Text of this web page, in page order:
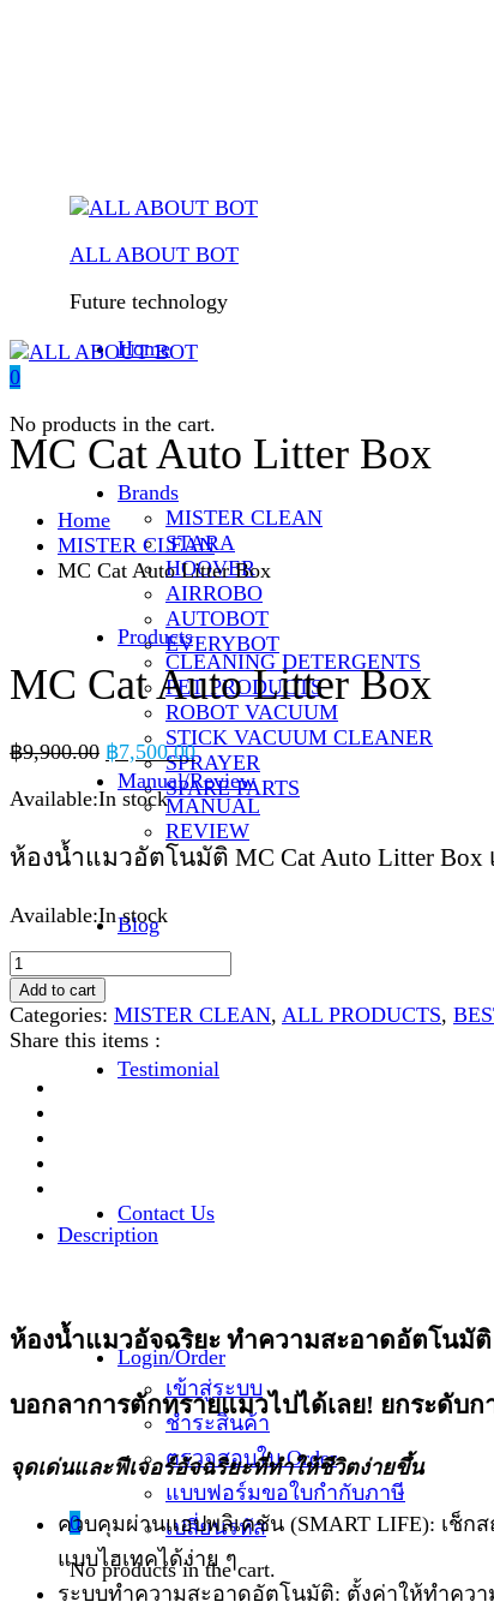
ALL ABOUT BOT
Future technology
Home
Brands
MISTER CLEAN
STARA
HOOVER
AIRROBO
AUTOBOT
EVERYBOT
Products
CLEANING DETERGENTS
PET PRODUCTS
ROBOT VACUUM
STICK VACUUM CLEANER
SPRAYER
SPARE PARTS
Manual/Review
MANUAL
REVIEW
Blog
Testimonial
Contact Us
Login/Order
เข้าสู่ระบบ
ชำระสินค้า
ตรวจสอบใบ Order
แบบฟอร์มขอใบกำกับภาษี
เปลี่ยนรหัส
0
No products in the cart.
0
No products in the cart.
MC Cat Auto Litter Box
Home
MISTER CLEAN
MC Cat Auto Litter Box
MC Cat Auto Litter Box
฿9,900.00 Original
price
was:
฿9,900.00.
฿7,500.00Current
price
is:
฿7,500.00.
Available:In stock
ห้องน้ำแมวอัตโนมัติ MC Cat Auto Litter
Available:In stock
Quantity
Add to cart
Categories: MISTER CLEAN, ALL PRODUCTS,
Share this items :
Description
ห้องน้ำแมวอัจฉริยะ ทำความสะอาดอัตโนมัติ
บอกลาการตักทรายแมวไปได้เลย! ยกระดับก
จุดเด่นและฟีเจอร์อัจฉริยะที่ทำให้ชีวิตง่ายขึ้น
ควบคุมผ่านแอปพลิเคชัน (SMART LIFE): เช็ก
แบบไฮเทคได้ง่าย ๆ
ระบบทำความสะอาดอัตโนมัติ: ตั้งค่าให้ทำคว